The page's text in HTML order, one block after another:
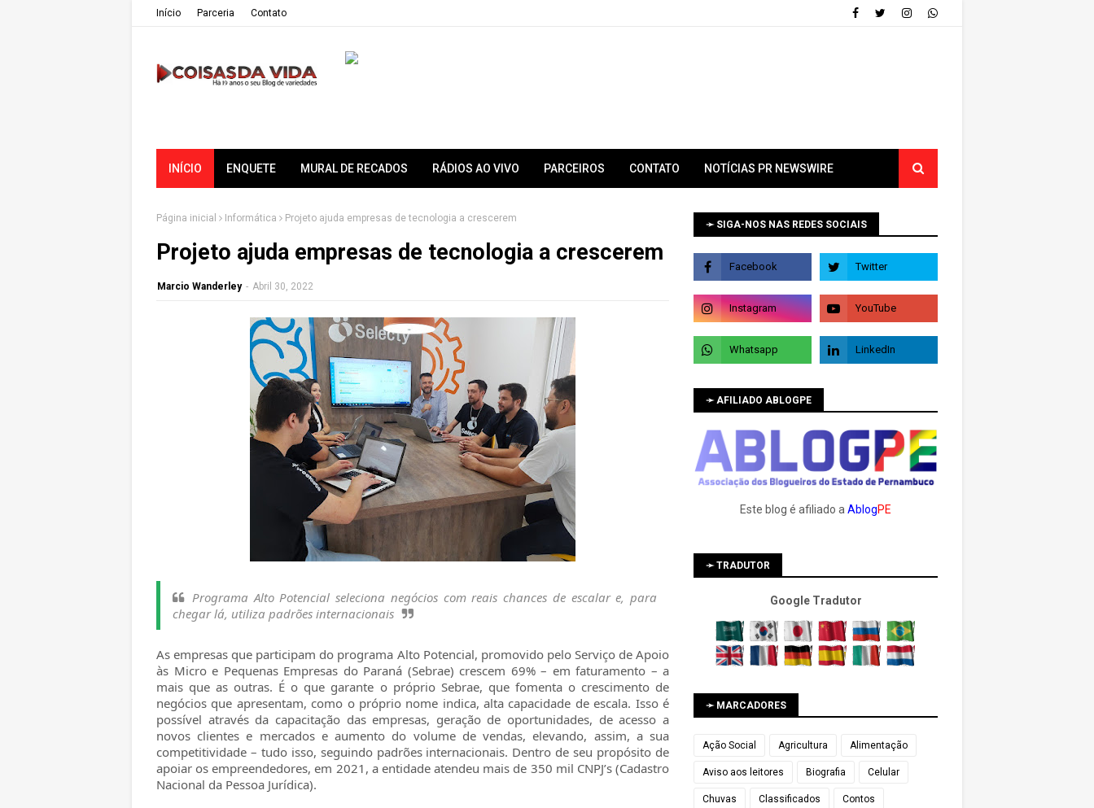
Iní­cio Parceria Contato
INÍCIO ENQUETE MURAL DE RECADOS RÁDIOS AO VIVO PARCEIROS CONTATO NOTÍCIAS PR NEWSWIRE
Página inicial Informática Projeto ajuda empresas de tecnologia a crescerem
Projeto ajuda empresas de tecnologia a crescerem
Marcio Wanderley - Abril 30, 2022
Programa Alto Potencial seleciona negócios com reais chances de escalar e, para
chegar lá, utiliza padrões internacionais
As empresas que participam do programa Alto Potencial, promovido pelo Serviço de Apoio
às Micro e Pequenas Empresas do Paraná (Sebrae) crescem 69% – em faturamento – a
mais que as outras. É o que garante o próprio Sebrae, que fomenta o crescimento de
negócios que apresentam, como o próprio nome indica, alta capacidade de escala. Isso é
possível através da capacitação das empresas, geração de oportunidades, de acesso a
novos clientes e mercados e aumento do volume de vendas, elevando, assim, a sua
competitividade – tudo isso, seguindo padrões internacionais. Dentro de seu propósito de
apoiar os empreendedores, em 2021, a entidade atendeu mais de 350 mil CNPJ’s (Cadastro
Nacional da Pessoa Jurídica).
➛ SIGA-NOS NAS REDES SOCIAIS
➛ AFILIADO ABLOGPE
Este blog é afiliado a AblogPE
➛ TRADUTOR
Google Tradutor
➛ MARCADORES
Ação Social Agricultura Alimentação
Aviso aos leitores Biografia Celular
Chuvas Classificados Contos